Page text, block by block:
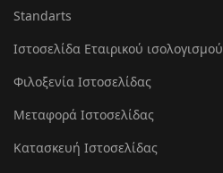
Standarts
Ιστοσελίδα Εταιρικού ισολογισμού
Φιλοξενία Ιστοσελίδας
Μεταφορά Ιστοσελίδας
Κατασκευή Ιστοσελίδας